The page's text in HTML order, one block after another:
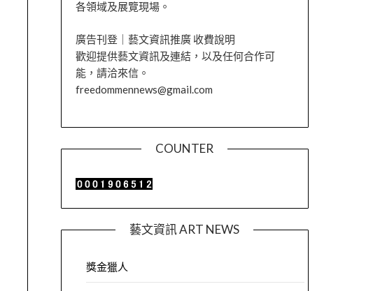
各領域及展覽現場。
廣告刊登｜藝文資訊推廣 收費說明
歡迎提供藝文資訊及連結，以及任何合作可
能，請洽來信。
freedommennews@gmail.com
COUNTER
藝文資訊 ART NEWS
獎金獵人